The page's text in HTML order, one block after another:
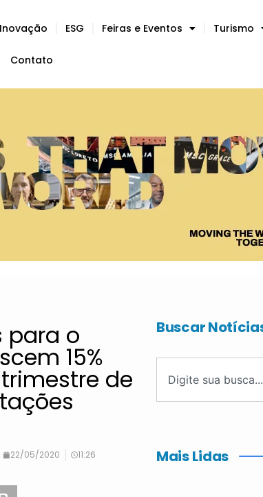
Inovação ESG Feiras e Eventos Turismo
Contato
para o
15%
de
22/05/2020 11:26
Buscar
Mais Lidas